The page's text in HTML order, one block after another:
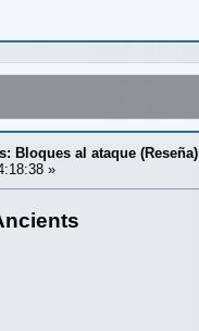
Bloques al ataque (Reseña)
»